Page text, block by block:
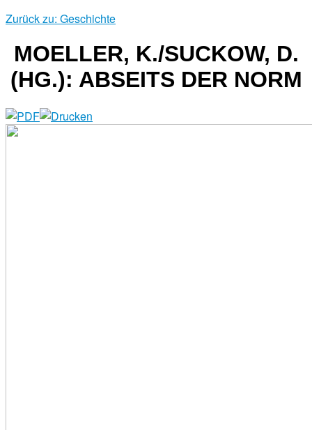
Zurück zu: Geschichte
MOELLER, K./SUCKOW, D.
(HG.): ABSEITS DER NORM